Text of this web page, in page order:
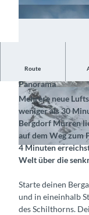
© Interlaken Tourismus,
© Interlaken Tourismus,
Route
Fahr mit der
Panorama
Mehrere neue
weniger als 30
Bergdorf Mürren
auf dem Weg zum
4 Minuten
Welt über die
Starte deinen
und in eineinhalb
des Schilthorns.